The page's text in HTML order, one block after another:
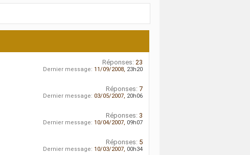
Réponses: 23
Dernier message: 11/09/2008, 23h20
Réponses: 7
Dernier message: 03/05/2007, 20h06
Réponses: 3
Dernier message: 10/04/2007, 09h07
Réponses: 5
Dernier message: 10/03/2007, 00h34